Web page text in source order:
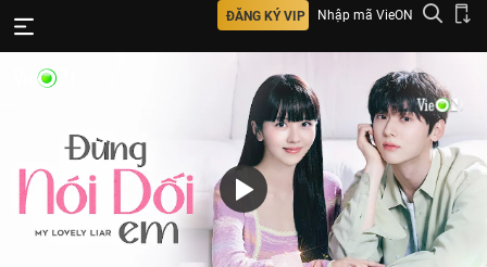
ĐĂNG KÝ VIP Nhập mã VieON